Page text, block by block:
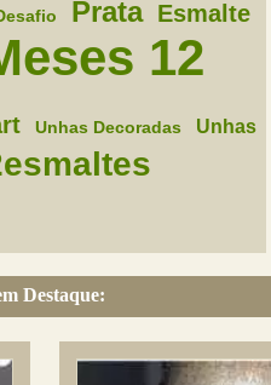
Prata Esmalte
12
Unhas Decoradas Unhas
Destaque: